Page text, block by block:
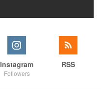
Instagram
Followers
RSS